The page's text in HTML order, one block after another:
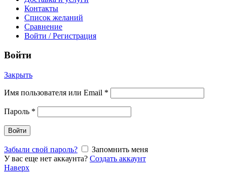
Контакты
Список желаний
Сравнение
Войти / Регистрация
Войти
Закрыть
Имя пользователя или Email *
Пароль *
Войти
Забыли свой пароль?
Запомнить меня
У вас еще нет аккаунта? Создать аккаунт
Наверх